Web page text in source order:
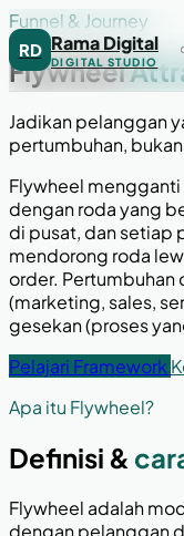
RD Rama Digital
DIGITAL STUDIO
Funnel & Journey
Flywheel
Jadikan pelanggan
pertumbuhan,
Flywheel
dengan roda yang
di pusat, dan setiap
mendorong roda
order.
(marketing, sales,
gesekan (proses
Pelajari Framework
Apa itu Flywheel?
Definisi &
Flywheel adalah
dengan pelanggan